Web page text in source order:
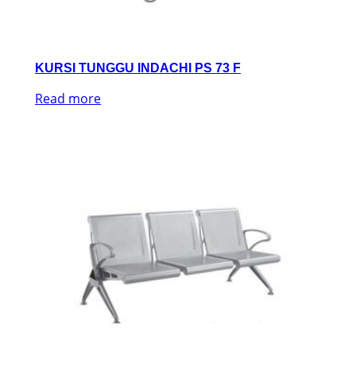
KURSI TUNGGU INDACHI PS 73 F
Read more